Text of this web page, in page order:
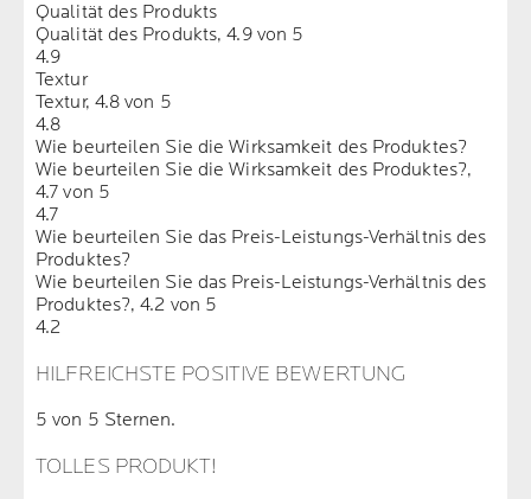
Qualität des Produkts
Qualität des Produkts, 4.9 von 5
4.9
Textur
Textur, 4.8 von 5
4.8
Wie beurteilen Sie die Wirksamkeit des Produktes?
Wie beurteilen Sie die Wirksamkeit des Produktes?,
4.7 von 5
4.7
Wie beurteilen Sie das Preis-Leistungs-Verhältnis des
Produktes?
Wie beurteilen Sie das Preis-Leistungs-Verhältnis des
Produktes?, 4.2 von 5
4.2
HILFREICHSTE POSITIVE BEWERTUNG
5 von 5 Sternen.
TOLLES PRODUKT!